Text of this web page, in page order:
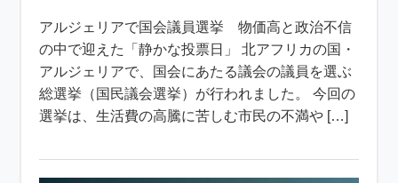
アルジェリアで国会議員選挙 物価高と政治不信
の中で迎えた「静かな投票日」 北アフリカの国・
アルジェリアで、国会にあたる議会の議員を選ぶ
総選挙（国民議会選挙）が行われました。 今回の
選挙は、生活費の高騰に苦しむ市民の不満や […]